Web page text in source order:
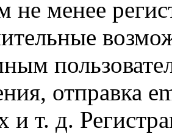
не менее
отправка
и т. д.